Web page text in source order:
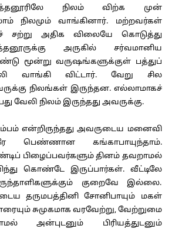
நிலம் விற்க முன்
நிலமும் வாங்கினார். மற்றவர்கள்
சற்று அதிக விலையே கொடுத்து
அருகில் சர்வமானிய
மூன்று வருஷங்களுக்குள் பத்துப்
வாங்கி விட்டார். வேறு சில
நிலங்கள் இருந்தன. எல்லாமாகச்
வேலி நிலம் இருந்தது அவருக்கு.
என்றிருந்தது அவருடைய மனைவி
பெண்ணான கங்காபாயுந்தாம்.
பிழைப்பவர்களும் தினம் தவறாமல்
கொண்டே இருப்பார்கள். வீட்டிலே
குறைவே இல்லை.
தருமபத்தினி சோனிபாயும் மகள்
சுமுகமாக வரவேற்று, வேற்றுமை
அன்புடனும் பிரியத்துடனும்